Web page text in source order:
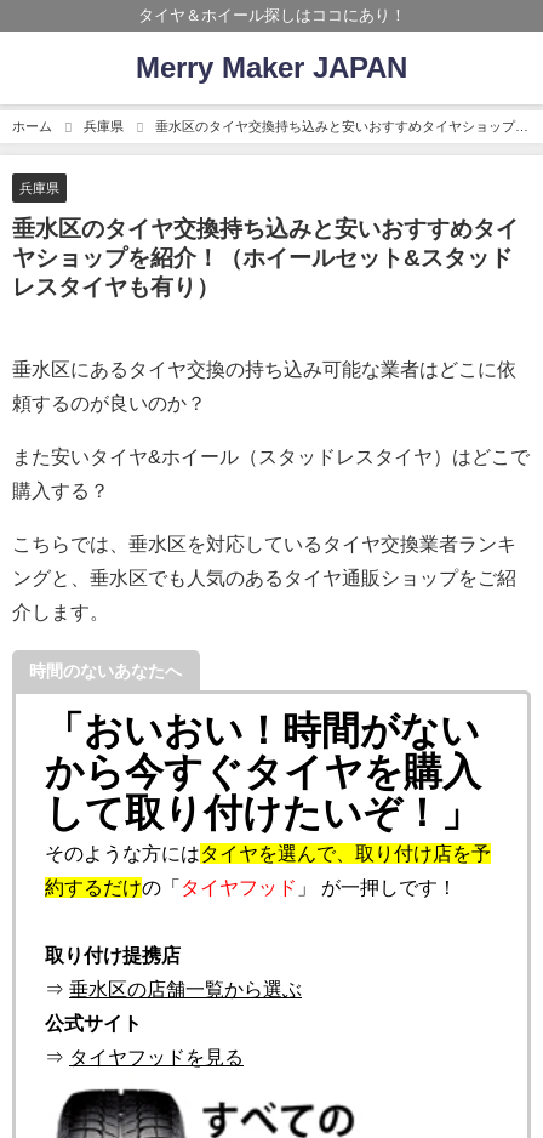
タイヤ＆ホイール探しはココにあり！
Merry Maker JAPAN
ホーム 兵庫県
垂水区のタイヤ交換持ち込みと安いおすすめタイヤショップを
紹介！（ホイールセット&スタッドレスタイヤも有り）
兵庫県
垂水区のタイヤ交換持ち込みと安いおすすめタイ
ヤショップを紹介！（ホイールセット&スタッド
レスタイヤも有り）
垂水区にあるタイヤ交換の持ち込み可能な業者はどこに依
頼するのが良いのか？
また安いタイヤ&ホイール（スタッドレスタイヤ）はどこで
購入する？
こちらでは、垂水区を対応しているタイヤ交換業者ランキ
ングと、垂水区でも人気のあるタイヤ通販ショップをご紹
介します。
時間のないあなたへ
「おいおい！時間がない
から今すぐタイヤを購入
して取り付けたいぞ！」
そのような方にはタイヤを選んで、取り付け店を予
約するだけの「 タイヤフッド 」 が一押しです！
取り付け提携店
⇒ 垂水区の店舗一覧から選ぶ
公式サイト
⇒ タイヤフッドを見る